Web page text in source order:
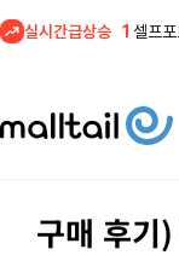
실시간급상승 2
4
5
구매 후기